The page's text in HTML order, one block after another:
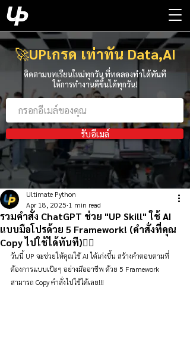
🚀UPเกรด เท่าทัน Data,AI
ติดตามบทเรียนใหม่ทุกวัน ที่ทดลองทำได้ทันที
ให้การทำงานดีขึ้นได้ทุกวัน!
รับอีเมล์
รวมคำสั่ง ChatGPT ช่วย "UP Skill" ใช้ AI
แบบมือโปรด้วย 5 Framework! (คำสั่งที่คุณ
Copy ไปใช้ได้ทันที)👇🏻
Ultimate Python
Apr 18, 2025 1 min read
วันนี้ UP จะช่วยให้คุณใช้ AI ได้เก่งขึ้น สร้างคำตอบตามที่
ต้องการแบบเป๊ะๆ อย่างมืออาชีพ ด้วย 5 Framework
สามารถ Copy คำสั่งไปใช้ได้เลย!!!